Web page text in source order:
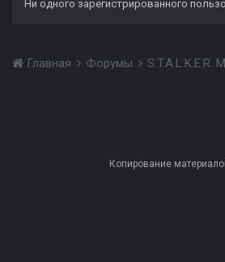
Ни одного зарегистрированного
Главная Форумы
Копирование